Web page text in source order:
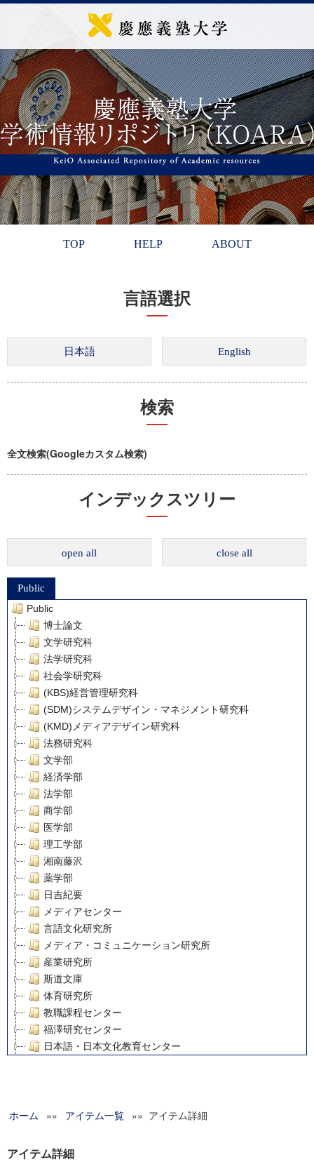
TOP HELP ABOUT
言語選択
検索
全文検索(Googleカスタム検索)
インデックスツリー
open all close all
Public
Public
博士論文
文学研究科
法学研究科
社会学研究科
(KBS)経営管理研究科
(SDM)システムデザイン・マネジメント研究科
(KMD)メディアデザイン研究科
法務研究科
文学部
経済学部
法学部
商学部
医学部
理工学部
湘南藤沢
薬学部
日吉紀要
メディアセンター
言語文化研究所
メディア・コミュニケーション研究所
産業研究所
斯道文庫
体育研究所
教職課程センター
福澤研究センター
日本語・日本文化教育センター
グローバルリサーチインスティテュート
科学研究費補助金研究成果報告書
ホーム »» アイテム一覧 »» アイテム詳細
アイテム詳細